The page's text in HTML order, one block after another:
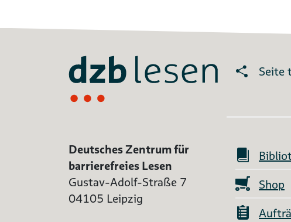
Seite
Deutsches Zentrum für
barrierefreies Lesen
Gustav-Adolf-Straße 7
04105 Leipzig
Shop